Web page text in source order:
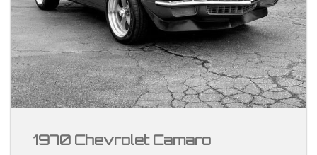
1970 Chevrolet Camaro